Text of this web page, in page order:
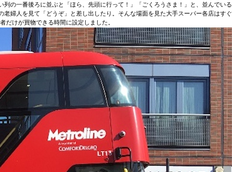
の一番後ろに並ぶと「ほら、先頭に行って！」「ごくろうさま！」と、並んでいる
婦人を見て「どうぞ」と差し出したり。そんな場面を見た大手スーパー各店はすぐ
だけが買物できる時間に設定しました。